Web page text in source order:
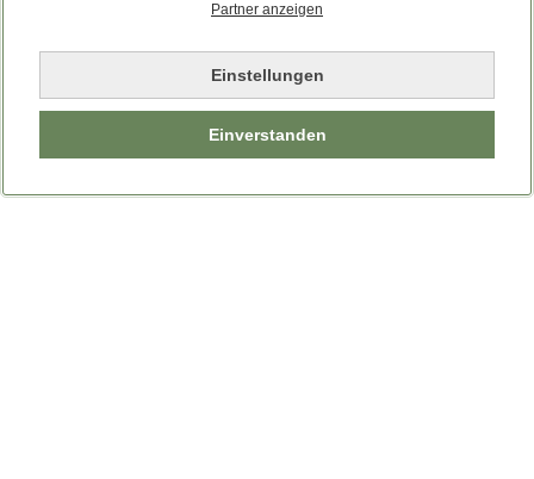
Partner anzeigen
Einstellungen
Einverstanden